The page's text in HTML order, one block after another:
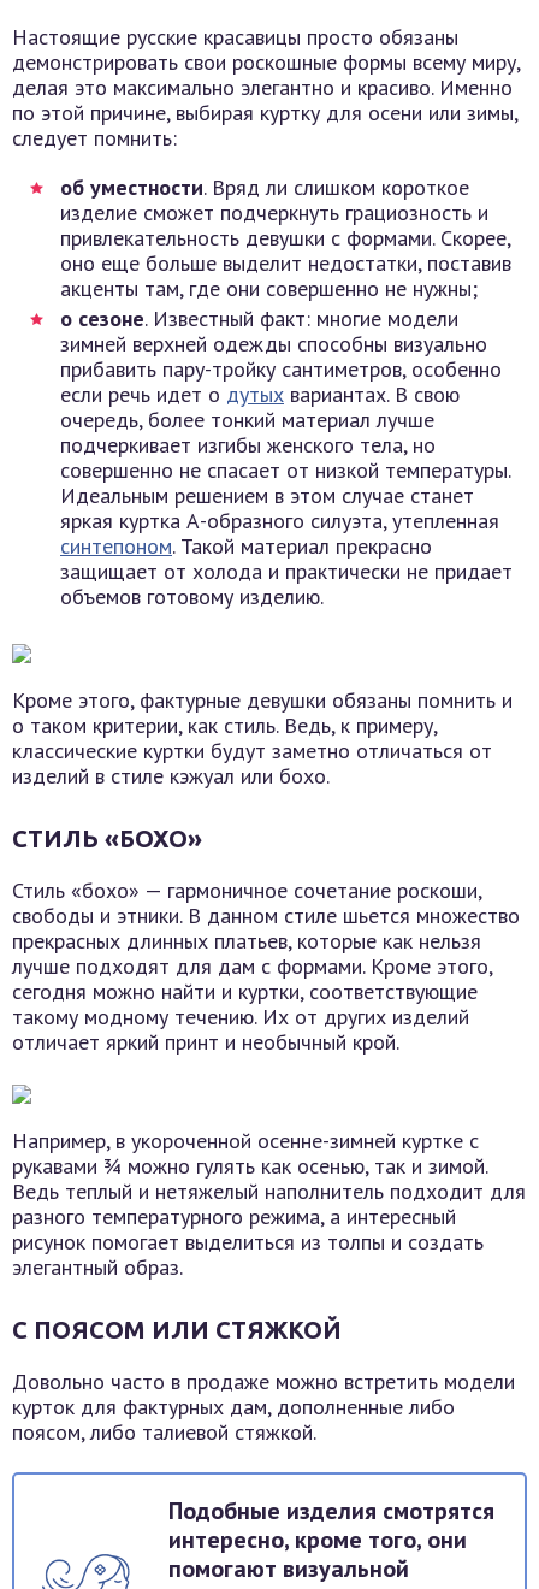
Настоящие русские красавицы просто обязаны
демонстрировать свои роскошные формы всему миру,
делая это максимально элегантно и красиво. Именно
по этой причине, выбирая куртку для осени или зимы,
следует помнить:
об уместности. Вряд ли слишком короткое
изделие сможет подчеркнуть грациозность и
привлекательность девушки с формами. Скорее,
оно еще больше выделит недостатки, поставив
акценты там, где они совершенно не нужны;
о сезоне. Известный факт: многие модели
зимней верхней одежды способны визуально
прибавить пару-тройку сантиметров, особенно
если речь идет о дутых вариантах. В свою
очередь, более тонкий материал лучше
подчеркивает изгибы женского тела, но
совершенно не спасает от низкой температуры.
Идеальным решением в этом случае станет
яркая куртка А-образного силуэта, утепленная
синтепоном. Такой материал прекрасно
защищает от холода и практически не придает
объемов готовому изделию.
Кроме этого, фактурные девушки обязаны помнить и
о таком критерии, как стиль. Ведь, к примеру,
классические куртки будут заметно отличаться от
изделий в стиле кэжуал или бохо.
СТИЛЬ «БОХО»
Стиль «бохо» — гармоничное сочетание роскоши,
свободы и этники. В данном стиле шьется множество
прекрасных длинных платьев, которые как нельзя
лучше подходят для дам с формами. Кроме этого,
сегодня можно найти и куртки, соответствующие
такому модному течению. Их от других изделий
отличает яркий принт и необычный крой.
Например, в укороченной осенне-зимней куртке с
рукавами ¾ можно гулять как осенью, так и зимой.
Ведь теплый и нетяжелый наполнитель подходит для
разного температурного режима, а интересный
рисунок помогает выделиться из толпы и создать
элегантный образ.
С ПОЯСОМ ИЛИ СТЯЖКОЙ
Довольно часто в продаже можно встретить модели
курток для фактурных дам, дополненные либо
поясом, либо талиевой стяжкой.
Подобные изделия смотрятся
интересно, кроме того, они
помогают визуальной